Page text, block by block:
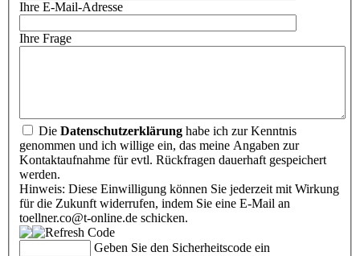
Ihre E-Mail-Adresse
Ihre Frage
Die Datenschutzerklärung habe ich zur Kenntnis
genommen und ich willige ein, das meine Angaben zur
Kontaktaufnahme für evtl. Rückfragen dauerhaft gespeichert
werden.
Hinweis: Diese Einwilligung können Sie jederzeit mit Wirkung
für die Zukunft widerrufen, indem Sie eine E-Mail an
toellner.co@t-online.de schicken.
Geben Sie den Sicherheitscode ein